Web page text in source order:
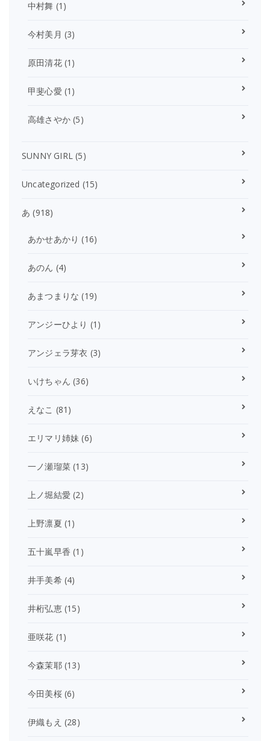
中村舞 (1)
今村美月 (3)
原田清花(1)
甲斐心愛 (1)
高雄さやか (5)
SUNNY GIRL (5)
Uncategorized (15)
あ (918)
あかせあかり (16)
あのん (4)
あまつまりな (19)
アンジーひより (1)
アンジェラ芽衣 (3)
いけちゃん (36)
えなこ (81)
エリマリ姉妹 (6)
一ノ瀬瑠菜 (13)
上ノ堀結愛 (2)
上野凛夏 (1)
五十嵐早香 (1)
井手美希(4)
井桁弘恵(15)
亜咲花 (1)
今森茉耶(13)
今田美桜(6)
伊織もえ (28)